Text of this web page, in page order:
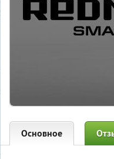
Основное